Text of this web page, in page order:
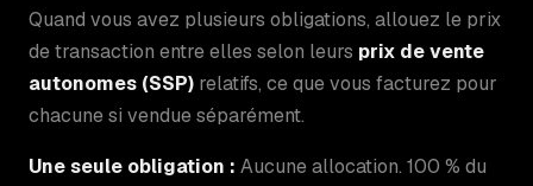
Quand vous avez plusieurs obligations, allouez le prix
de transaction entre elles selon leurs prix de vente
autonomes (SSP) relatifs, ce que vous facturez pour
chacune si vendue séparément.
Une seule obligation : Aucune allocation. 100 % du